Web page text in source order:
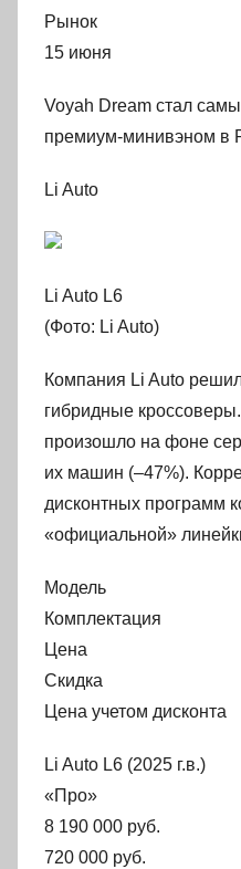
Рынок
15 июня
Voyah Dream стал
премиум-минивэном в
Li Auto
Li Auto L6
(Фото: Li Auto)
Компания Li Auto
гибридные
произошло на фоне
их машин (–47%).
дисконтных программ
«официальной»
Модель
Комплектация
Цена
Скидка
Цена учетом дисконта
Li Auto L6 (2025 г.в.)
«Про»
8 190 000 руб.
720 000 руб.